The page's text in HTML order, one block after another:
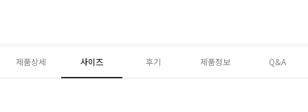
제품상세 사이즈 후기 제품정보 Q&A